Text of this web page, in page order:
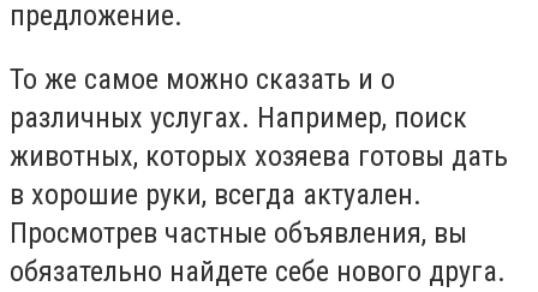
предложение.
То же самое можно сказать и о
различных услугах. Например, поиск
животных, которых хозяева готовы дать
в хорошие руки, всегда актуален.
Просмотрев частные объявления, вы
обязательно найдете себе нового друга.